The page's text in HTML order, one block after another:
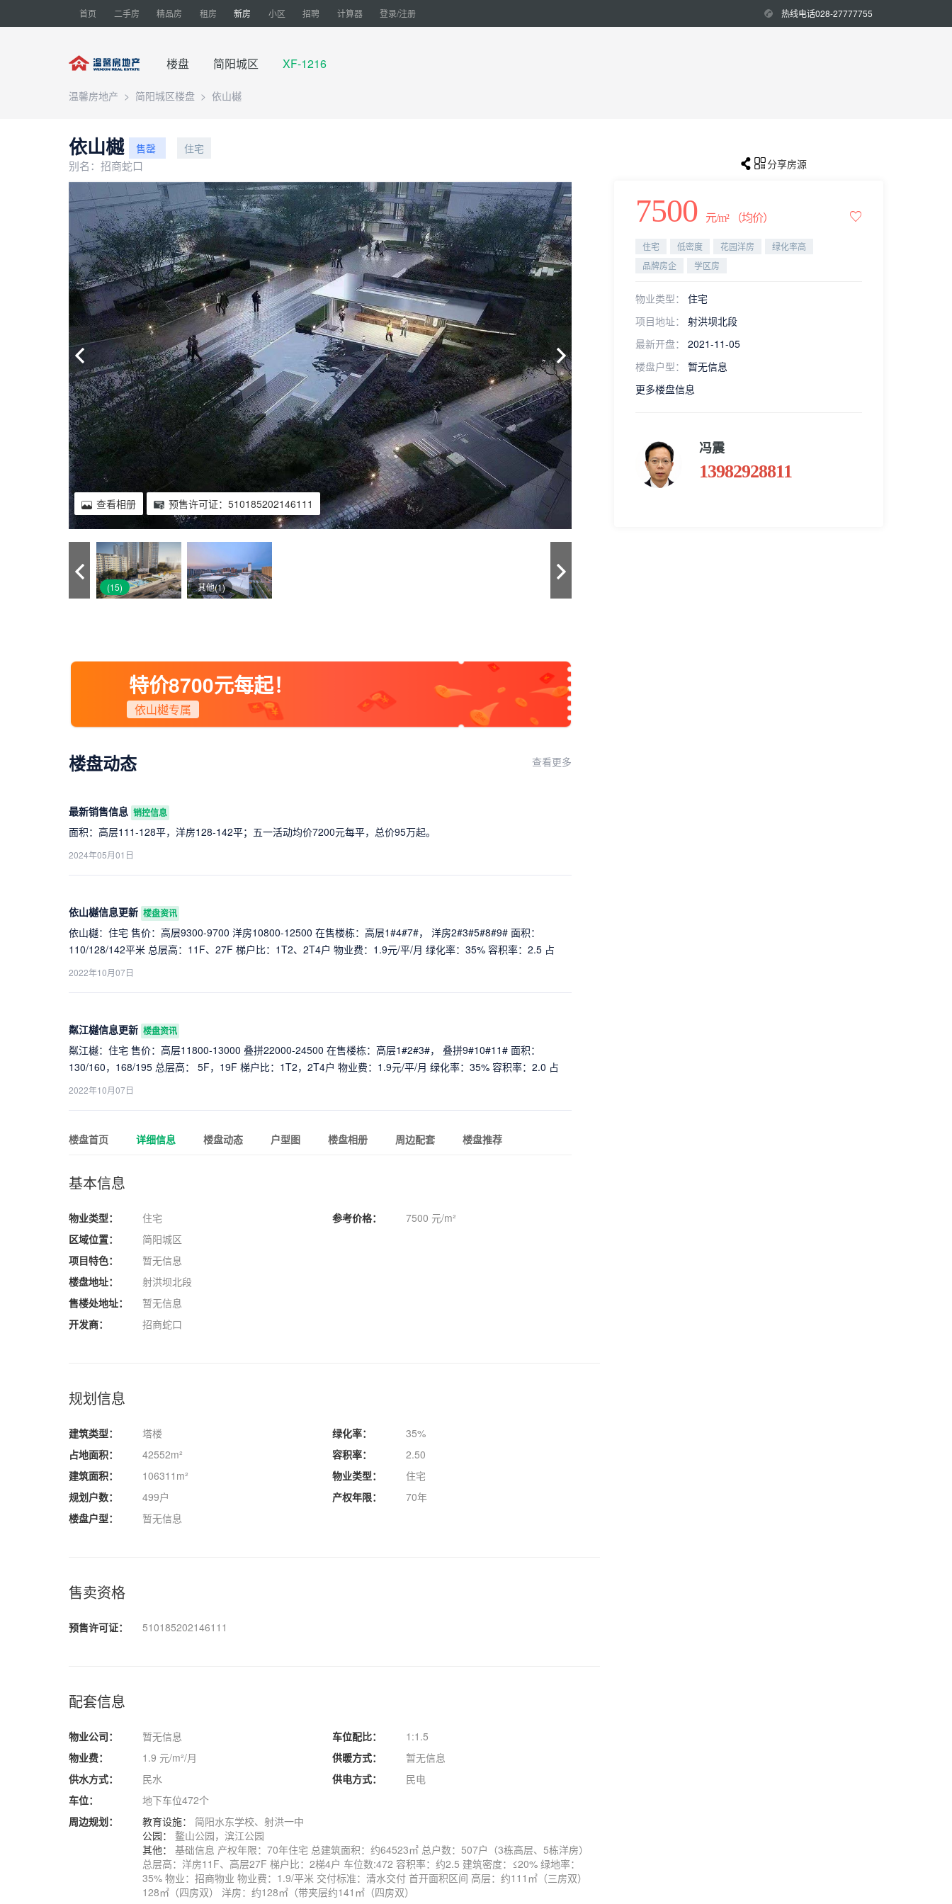
首页 二手房 精品房 租房 新房 小区 招聘 计算器 登录/注册 热线电话028-27777755
楼盘 简阳城区 XF-1216
温馨房地产 > 简阳城区楼盘 > 依山樾
依山樾 售罄 住宅
别名：招商蛇口
查看相册 预售许可证：510185202146111
(15) 其他(1)
 分享房源

7500 元/m² （均价）
住宅 低密度 花园洋房
绿化率高
品牌房企
学区房
物业类型： 住宅
项目地址： 射洪坝北段
最新开盘： 2021-11-05
楼盘户型： 暂无信息
更多楼盘信息
冯震
13982928811
特价8700元每起！
依山樾专属
楼盘动态 查看更多
最新销售信息 销控信息
面积：高层111-128平，洋房128-142平；五一活动均价7200元每平，总价95万起。
2024年05月01日
依山樾信息更新 楼盘资讯
依山樾：住宅 售价：高层9300-9700 洋房10800-12500 在售楼栋：高层1#4#7#， 洋房2#3#5#8#9# 面积：
110/128/142平米 总层高：11F、27F 梯户比：1T2、2T4户 物业费：1.9元/平/月 绿化率：35% 容积率：2.5 占
地：39亩 交房时间：2024-12-31 * 城市中心配套成熟 * 上市公司开发品质保障 * 上市物业服务贴心 * 高层住宅洋房
2022年10月07日
粼江樾信息更新 楼盘资讯
粼江樾：住宅 售价：高层11800-13000 叠拼22000-24500 在售楼栋：高层1#2#3#， 叠拼9#10#11# 面积：
130/160，168/195 总层高： 5F，19F 梯户比：1T2，2T4户 物业费：1.9元/平/月 绿化率：35% 容积率：2.0 占
地：64亩 交房时间：2023-9-30 * 城市高端叠拼洋房 * 江景大平层通透视野 * 上市开发品质保障 * 实景呈现所见即
2022年10月07日
楼盘首页 详细信息 楼盘动态 户型图 楼盘相册 周边配套 楼盘推荐
基本信息
物业类型： 住宅 参考价格：
7500 元/m²
区域位置：
简阳城区
项目特色：
暂无信息
楼盘地址：
射洪坝北段
售楼处地址：
暂无信息
开发商：
招商蛇口
规划信息
建筑类型： 塔楼 绿化率：
35%
占地面积：
42552m² 容积率：
2.50
建筑面积：
106311m² 物业类型：
住宅
规划户数：
499户 产权年限：
70年
楼盘户型：
暂无信息
售卖资格
预售许可证： 510185202146111
配套信息
物业公司： 暂无信息 车位配比：
1:1.5
物业费：
1.9 元/m²/月 供暖方式：
暂无信息
供水方式：
民水 供电方式：
民电
车位：
地下车位472个
周边规划：
教育设施： 简阳水东学校、射洪一中
公园： 鳌山公园，滨江公园
其他： 基础信息 产权年限：70年住宅 总建筑面积：约64523㎡ 总户数：507户（3栋高层、5栋洋房）
总层高：洋房11F、高层27F 梯户比：2梯4户 车位数:472 容积率：约2.5 建筑密度：≤20% 绿地率：
35% 物业：招商物业 物业费：1.9/平米 交付标准：清水交付 首开面积区间 高层：约111㎡（三房双）
128㎡（四房双） 洋房：约128㎡（带夹层约141㎡（四房双）